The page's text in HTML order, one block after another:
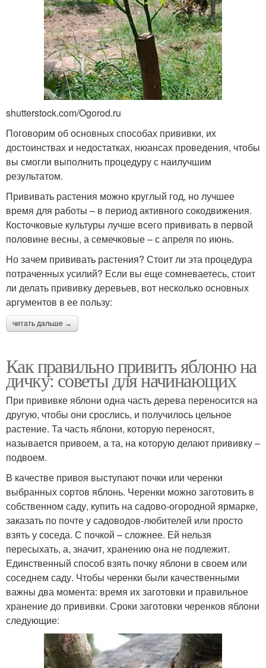
shutterstock.com/Ogorod.ru
Поговорим об основных способах прививки, их
достоинствах и недостатках, нюансах проведения, чтобы
вы смогли выполнить процедуру с наилучшим
результатом.
Прививать растения можно круглый год, но лучшее
время для работы – в период активного сокодвижения.
Косточковые культуры лучше всего прививать в первой
половине весны, а семечковые – с апреля по июнь.
Но зачем прививать растения? Стоит ли эта процедура
потраченных усилий? Если вы еще сомневаетесь, стоит
ли делать прививку деревьев, вот несколько основных
аргументов в ее пользу:
читать дальше →
Как правильно привить яблоню на
дичку: советы для начинающих
При прививке яблони одна часть дерева переносится на
другую, чтобы они срослись, и получилось цельное
растение. Та часть яблони, которую переносят,
называется привоем, а та, на которую делают прививку –
подвоем.
В качестве привоя выступают почки или черенки
выбранных сортов яблонь. Черенки можно заготовить в
собственном саду, купить на садово-огородной ярмарке,
заказать по почте у садоводов-любителей или просто
взять у соседа. С почкой – сложнее. Ей нельзя
пересыхать, а, значит, хранению она не подлежит.
Единственный способ взять почку яблони в своем или
соседнем саду. Чтобы черенки были качественными
важны два момента: время их заготовки и правильное
хранение до прививки. Сроки заготовки черенков яблони
следующие: